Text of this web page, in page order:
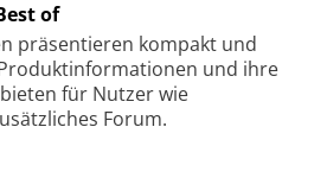
of
präsentieren kompakt und
und ihre
für Nutzer wie
Forum.